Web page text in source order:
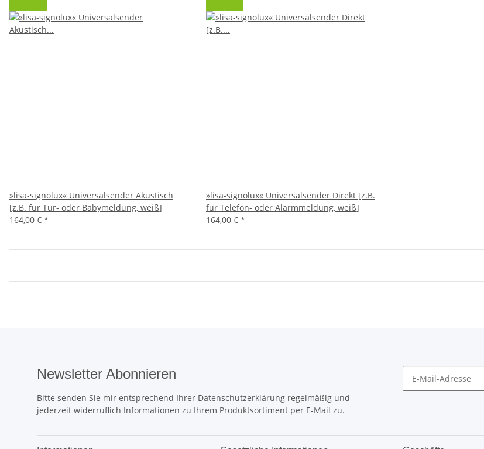
»lisa-signolux« Universalsender Akustisch
[z.B. für Tür- oder Babymeldung, weiß]
164,00 € *
»lisa-signolux« Universalsender Direkt [z.B.
für Telefon- oder Alarmmeldung, weiß]
164,00 € *
Newsletter Abonnieren
Bitte senden Sie mir entsprechend Ihrer Datenschutzerklärung regelmäßig und
jederzeit widerruflich Informationen zu Ihrem Produktsortiment per E-Mail zu.